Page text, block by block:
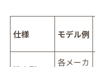
仕様 モデル例
各メーカ